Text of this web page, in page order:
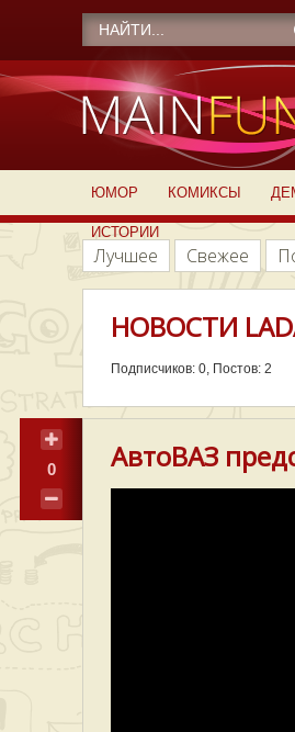
ЮМОР КОМИКСЫ
ИСТОРИИ
Лучшее Свежее
НОВОСТИ
Подписчиков: 0, Постов: 2
0 АвтоВАЗ